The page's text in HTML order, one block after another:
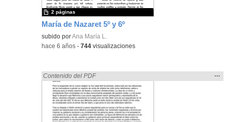
María de Nazaret 5º y 6º
subido porAna María L.
2 páginas
-hace 6 años -744 visualizaciones
Encontrado «rezo» en:
Contenido del PDF
la
…